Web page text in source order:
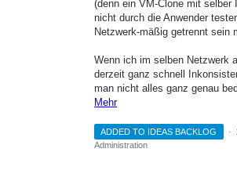
(denn ein VM-Clone mit selber
nicht durch die Anwender
Netzwerk-mäßig getrennt sein
Wenn ich im selben Netzwerk
derzeit ganz schnell
man nicht alles ganz genau
Mehr
ADDED TO IDEAS BACKLOG ·
Administration